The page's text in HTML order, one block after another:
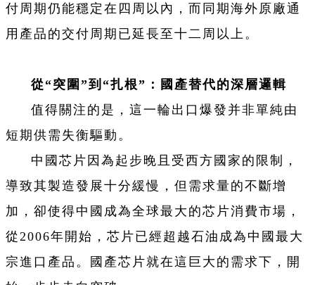
付周期仍能穩定在四周以內，而同期海外原廠通
用產品的交付周期已延長至十二周以上。
‌從“突圍”到“扎根”：國產替代的深層邏輯‌
值得關注的是，這一輪出口爆發并非單純由
短期供需失衡驅動。
中國芯片因為起步晚且受西方國家的限制，
導致其製造發展十分緩慢，但需求量的不斷增
加，卻使得中國成為全球最大的芯片消費市場，
從2006年開始，芯片已經超越石油成為中國最大
宗進口產品。國產芯片就在這巨大的需求下，開